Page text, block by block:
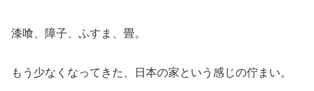
漆喰、障子、ふすま、畳。
もう少なくなってきた、日本の家という感じの佇まい。